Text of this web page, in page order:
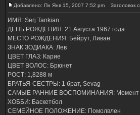
Добавлено: Пн Янв 15, 2007 7:52 pm Заголовок
ИМЯ: Serj Tankian
ДЕНЬ РОЖДЕНИЯ: 21 Августа 1967 года
МЕСТО РОЖДЕНИЯ: Бейрут, Ливан
ЗНАК ЗОДИАКА: Лев
ЦВЕТ ГЛАЗ: Карие
ЦВЕТ ВОЛОС: Брюнет
РОСТ: 1,8288 м
БРАТЬЯ-СЕСТРЫ: 1 брат, Sevag
САМЫЕ РАННИЕ ВОСПОМИНАНИЯ: Момент
ХОББИ: Баскетбол
СЕМЕЙНОЕ ПОЛОЖЕНИЕ: Помолвлен